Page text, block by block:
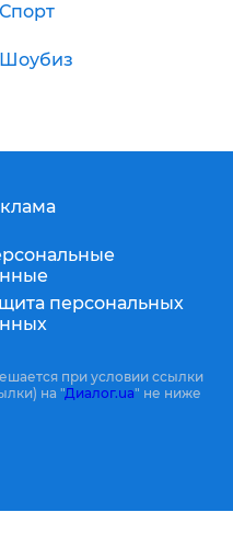
Спорт
Шоубиз
персональных
при условии ссылки
на "Диалог.ua" не ниже